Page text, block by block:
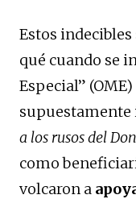
Estos
qué cuando se
Especial”
supuestamente
a los rusos del
como
volcaron a